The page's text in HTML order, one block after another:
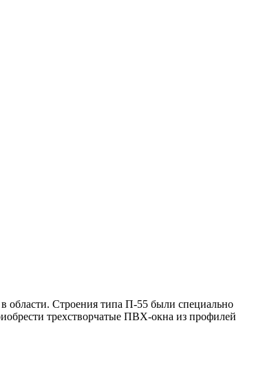
области. Строения типа П-55 были специально
трехстворчатые ПВХ-окна из профилей